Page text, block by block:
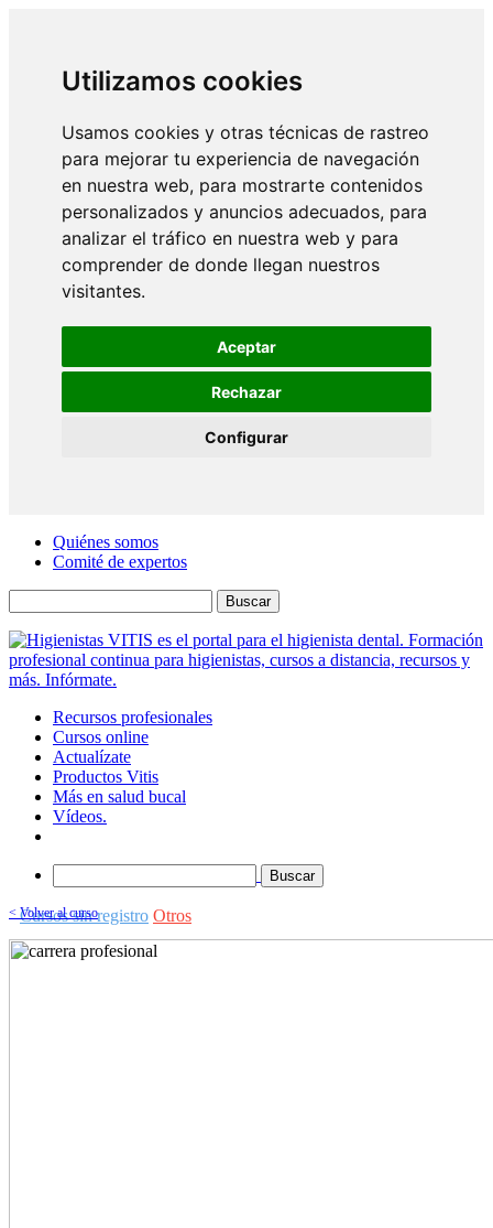
Utilizamos cookies
Usamos cookies y otras técnicas de rastreo
para mejorar tu experiencia de navegación
en nuestra web, para mostrarte contenidos
personalizados y anuncios adecuados, para
analizar el tráfico en nuestra web y para
comprender de donde llegan nuestros
visitantes.
Aceptar
Rechazar
Configurar
Quiénes somos
Comité de expertos
Buscar
Recursos profesionales
Cursos online
Actualízate
Productos Vitis
Más en salud bucal
Vídeos.
Buscar
< Volver al curso
Cursos sin registro Otros